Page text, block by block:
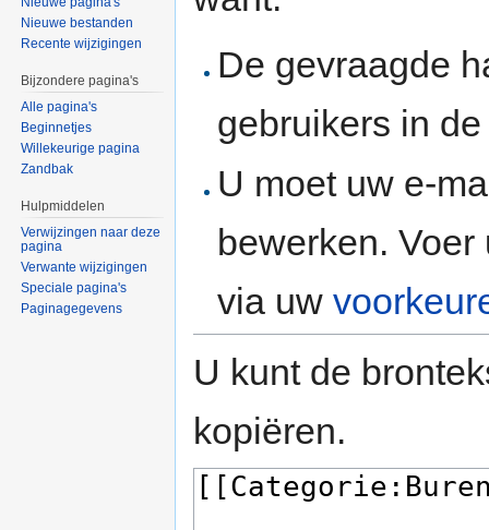
De gevraagde
gebruikers in
U moet uw e-
bewerken.
via uw
U kunt de
kopiëren.
Nieuwe bestanden
Recente wijzigingen
Bijzondere pagina's
Alle pagina's
Beginnetjes
Willekeurige pagina
Zandbak
Hulpmiddelen
Verwijzingen naar deze
pagina
Verwante wijzigingen
Speciale pagina's
Paginagegevens